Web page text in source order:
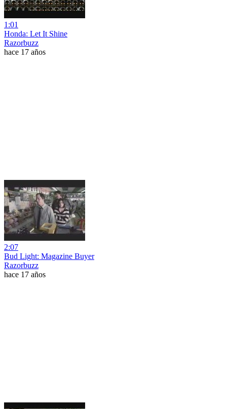
1:01
Honda: Let It Shine
Razorbuzz
hace 17 años
2:07
Bud Light: Magazine Buyer
Razorbuzz
hace 17 años